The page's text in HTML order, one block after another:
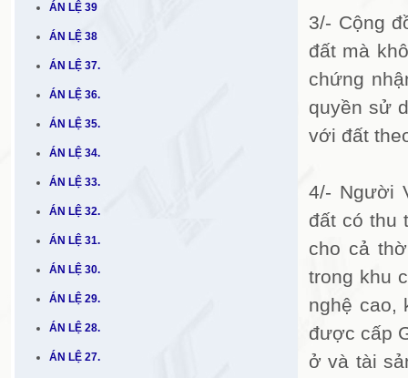
ÁN LỆ 39
ÁN LỆ 38
ÁN LỆ 37.
ÁN LỆ 36.
ÁN LỆ 35.
ÁN LỆ 34.
ÁN LỆ 33.
ÁN LỆ 32.
ÁN LỆ 31.
ÁN LỆ 30.
ÁN LỆ 29.
ÁN LỆ 28.
ÁN LỆ 27.
3/- Cộng
đất mà
chứng
quyền sử
với đất
4/- Người
đất có thu
cho cả
trong khu
nghệ cao,
được cấp
ở và tài